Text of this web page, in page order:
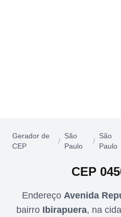
Gerador de
CEP
/
São
Paulo
/
São
Paulo
CEP
Endereço Avenida
bairro Ibirapuera, na